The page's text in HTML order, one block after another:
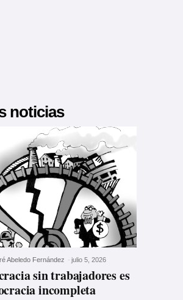
noticias
Abeledo Fernández - julio 5, 2026
sin trabajadores es
incompleta